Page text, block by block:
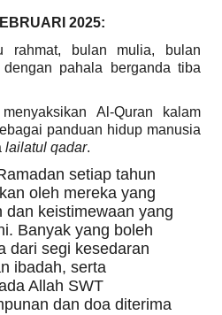
2025:
rahmat, bulan mulia, bulan
pahala berganda tiba
Al-Quran kalam
panduan hidup manusia
lailatul qadar.
setiap tahun
oleh mereka yang
dan keistimewaan yang
Banyak yang boleh
dari segi kesedaran
ibadah, serta
Allah SWT
dan doa diterima